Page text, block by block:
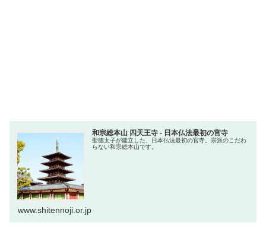
和宗総本山 四天王寺 - 日本仏法最初の官寺
聖徳太子が建立した、日本仏法最初の官寺。宗派のこだわ
らない和宗総本山です。
www.shitennoji.or.jp